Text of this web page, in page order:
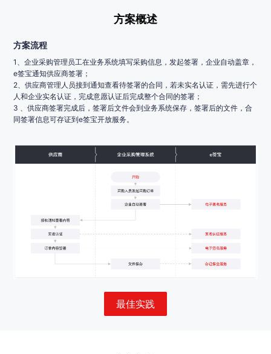
方案概述
方案流程
1、企业采购管理员工在业务系统填写采购信息，发起签署，企业自动盖章，
e签宝通知供应商签署；
2、供应商管理人员接到通知查看待签署的合同，若未实名认证，需先进行个
人和企业实名认证，完成意愿认证后完成整个合同的签署；
3 、供应商签署完成后，签署后文件会到业务系统保存，签署后的文件，合
同签署信息可存证到e签宝开放服务。
最佳实践